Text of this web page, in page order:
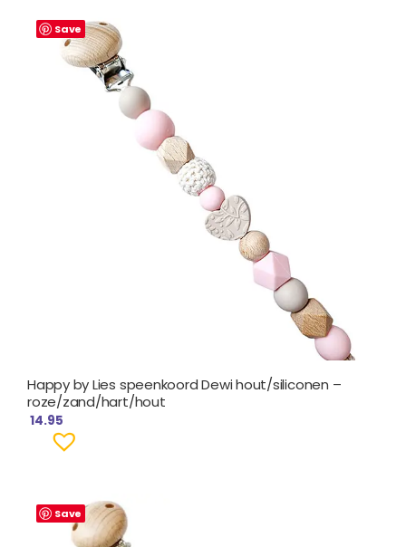
Save
Happy by Lies speenkoord Dewi hout/siliconen –
roze/zand/hart/hout
14.95
Save